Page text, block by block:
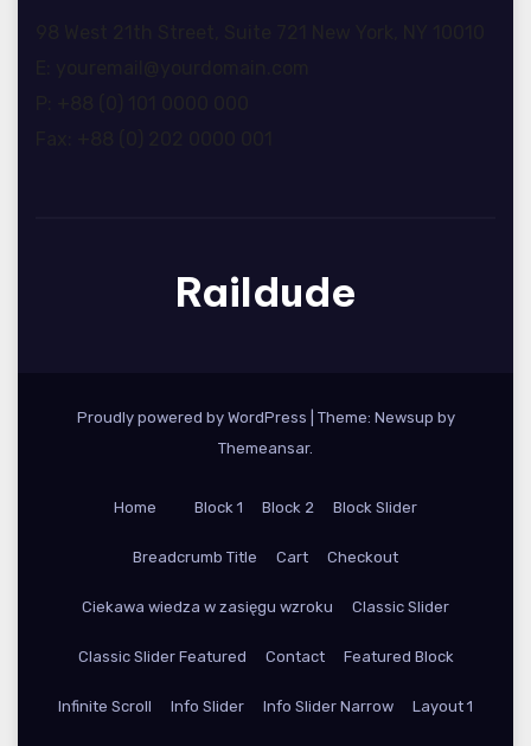
Raildude
Proudly powered by WordPress
Theme: Newsup by
Themeansar.
Home Block 1 Block 2 Block Slider
Breadcrumb Title Cart Checkout
Ciekawa wiedza w zasięgu wzroku Classic Slider
Classic Slider Featured Contact Featured Block
Infinite Scroll Info Slider Info Slider Narrow Layout 1